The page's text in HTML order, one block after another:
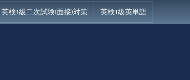
英検1級二次試験(面接)対策 英検1級英単語